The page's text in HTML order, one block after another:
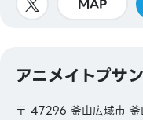
MAP
アニメイトプサン
〒 47296 釜山広域市